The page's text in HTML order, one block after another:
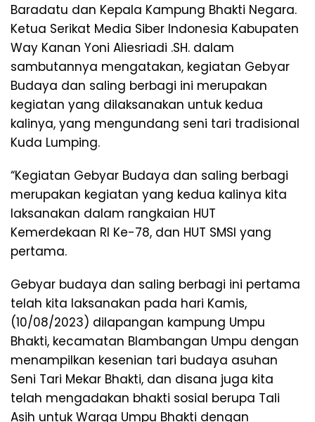
Baradatu dan Kepala Kampung Bhakti Negara.
Ketua Serikat Media Siber Indonesia Kabupaten
Way Kanan Yoni Aliesriadi .SH. dalam
sambutannya mengatakan, kegiatan Gebyar
Budaya dan saling berbagi ini merupakan
kegiatan yang dilaksanakan untuk kedua
kalinya, yang mengundang seni tari tradisional
Kuda Lumping.
“Kegiatan Gebyar Budaya dan saling berbagi
merupakan kegiatan yang kedua kalinya kita
laksanakan dalam rangkaian HUT
Kemerdekaan RI Ke-78, dan HUT SMSI yang
pertama.
Gebyar budaya dan saling berbagi ini pertama
telah kita laksanakan pada hari Kamis,
(10/08/2023) dilapangan kampung Umpu
Bhakti, kecamatan Blambangan Umpu dengan
menampilkan kesenian tari budaya asuhan
Seni Tari Mekar Bhakti, dan disana juga kita
telah mengadakan bhakti sosial berupa Tali
Asih untuk Warga Umpu Bhakti dengan